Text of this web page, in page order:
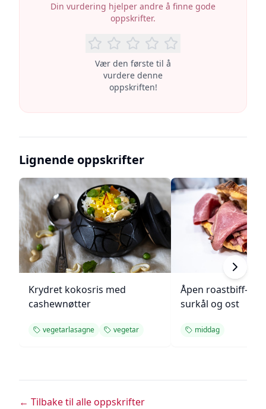
Din vurdering hjelper andre å finne gode
oppskrifter.
Vær den første til å
vurdere denne
oppskriften!
Lignende oppskrifter
Krydret kokosris med
cashewnøtter
vegetarlasagne vegetar
Åpen roastbiff-
surkål og ost
middag
← Tilbake til alle oppskrifter